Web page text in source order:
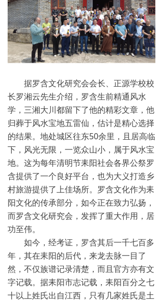
据罗含文化研究会会长、正源学校校
长罗湘云先生介绍，罗含生前精通风水
学，三湘大川都留下了他的精彩文章，他
归葬于风水宝地五雷仙，估计是精心选择
的结果。地处城区往东50余里，且居高临
下，风光无限，一览众山小，属于风水宝
地。这为每年清明节耒阳社会各界公祭罗
含提供了一个良好平台，也为大义打造乡
村旅游提供了上佳场所。罗含文化作为耒
阳文化的传承部分，如今正在致力弘扬，
而罗含文化研究会，发挥了重大作用，居
功至伟。
如今，经考证，罗含其后一千七百多
年，其在耒阳的后代，来龙去脉一目了
然，不仅族谱记录清楚，而且官方亦有文
字记载。据耒阳市志记载，耒阳百分之七
十以上姓氏出自江西，只有几家姓氏是土